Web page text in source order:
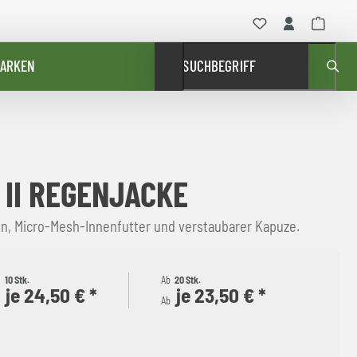
SUCHBEGRIFF
REGENJACKE
Micro-Mesh-Innenfutter und verstaubarer Kapuze.
10 Stk.
je 24,50 € *
Ab 20 Stk.
Ab je 23,50 € *